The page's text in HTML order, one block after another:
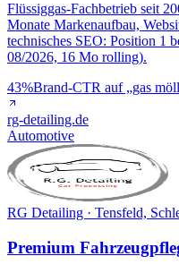
Flüssiggas-Fachbetrieb seit
Monate Markenaufbau,
technisches SEO: Position 1
08/2026, 16 Mo rolling).
43%Brand-CTR auf „gas
rg-detailing.de
Automotive
RG Detailing · Tensfeld,
Premium